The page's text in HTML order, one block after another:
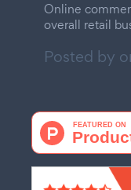
Online
overall retail
Posted by